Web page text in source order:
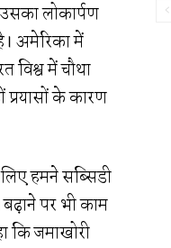
लोकार्पण
अमेरिका में
विश्व में चौथा
प्रयासों के कारण
हमने सब्सिडी
पर भी काम
कि जमाखोरी